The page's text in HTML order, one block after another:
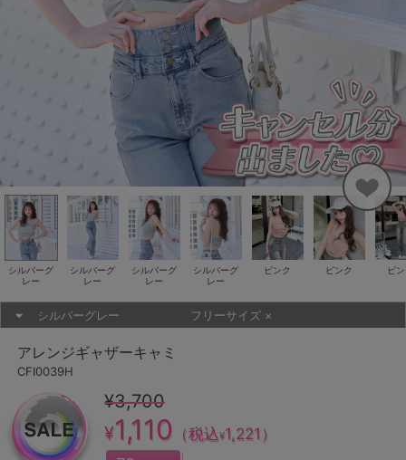
シルバーグ
レー
シルバーグ
レー
シルバーグ
レー
シルバーグ
レー
ピンク ピンク ピ
シルバーグレー フリーサイズ ×
アレンジギャザーキャミ
CFI0039H
¥3,700
¥1,110 （税込¥1,221 ）